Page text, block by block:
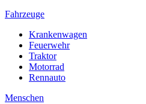
Fahrzeuge
Krankenwagen
Feuerwehr
Traktor
Motorrad
Rennauto
Menschen